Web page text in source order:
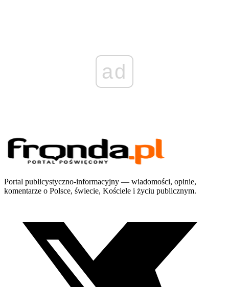
ad
Portal publicystyczno-informacyjny — wiadomości, opinie,
komentarze o Polsce, świecie, Kościele i życiu publicznym.